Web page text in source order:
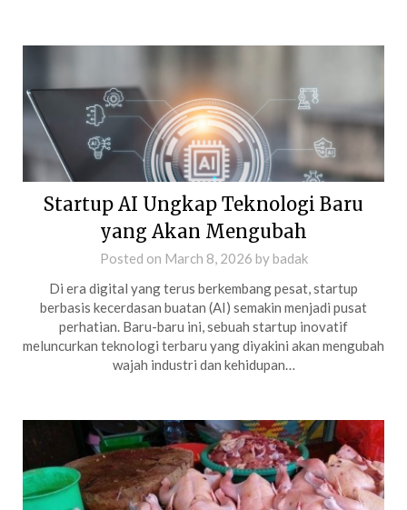
Startup AI Ungkap Teknologi Baru
yang Akan Mengubah
Posted on March 8, 2026 bybadak
Di era digital yang terus berkembang pesat, startup
berbasis kecerdasan buatan (AI) semakin menjadi pusat
perhatian. Baru-baru ini, sebuah startup inovatif
meluncurkan teknologi terbaru yang diyakini akan mengubah
wajah industri dan kehidupan…